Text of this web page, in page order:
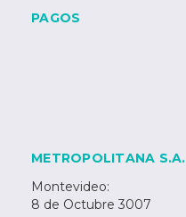
PAGOS
METROPOLITANA S.A.
Montevideo:
8 de Octubre 3007